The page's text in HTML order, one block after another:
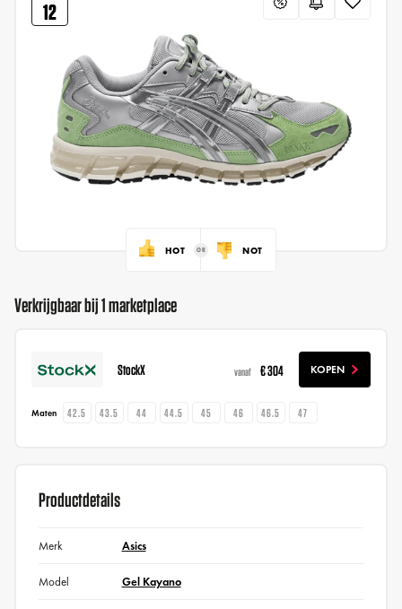
12
HOT NOT
Verkrijgbaar bij 1 marketplace
StockX vanaf € 304 KOPEN
Maten 42.5 43.5 44 44.5 45 46 46.5 47
Productdetails
Merk Asics
Model Gel Kayano